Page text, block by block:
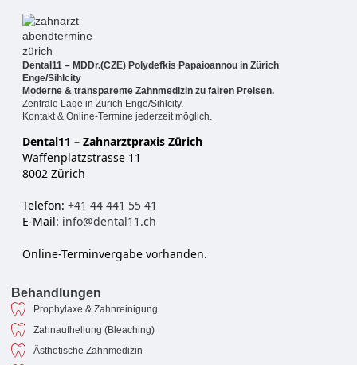
Dental11 – MDDr.(CZE) Polydefkis Papaioannou in Zürich
Enge/Sihlcity
Moderne & transparente Zahnmedizin zu fairen Preisen.
Zentrale Lage in Zürich Enge/Sihlcity.
Kontakt & Online-Termine jederzeit möglich.
Dental11 – Zahnarztpraxis Zürich
Waffenplatzstrasse 11
8002 Zürich
Telefon: +41 44 441 55 41
E-Mail: info@dental11.ch
Online-Terminvergabe vorhanden.
Behandlungen
Prophylaxe & Zahnreinigung
Zahnaufhellung (Bleaching)
Ästhetische Zahnmedizin